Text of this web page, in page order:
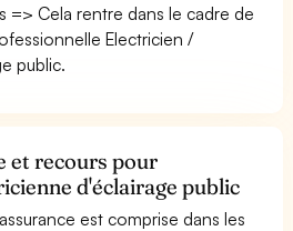
=> Cela rentre dans le cadre de
Electricien /
public.
et recours pour
d'éclairage public
est comprise dans les